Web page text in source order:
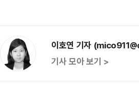
이호연 기자
기사 모아 보기 >